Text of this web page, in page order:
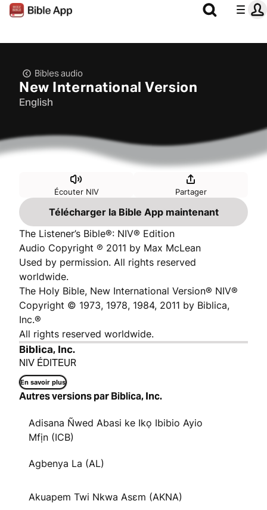
Bibles audio
New International Version
English
Écouter NIV Partager
Télécharger la Bible App maintenant
The Listener’s Bible®: NIV® Edition
Audio Copyright ℗ 2011 by Max McLean
Used by permission. All rights reserved
worldwide.
The Holy Bible, New International Version® NIV®
Copyright © 1973, 1978, 1984, 2011 by Biblica,
Inc.®
All rights reserved worldwide.
Biblica, Inc.
NIV ÉDITEUR
En savoir plus
Autres versions par Biblica, Inc.
Adisana Ñwed Abasi ke Ikọ Ibibio Ayio
Mfịn (ICB)
Agbenya La (AL)
Akuapem Twi Nkwa Asɛm (AKNA)